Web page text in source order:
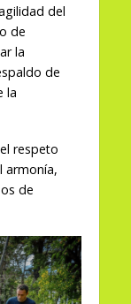
del
de
la
de
la
respeto
armonía,
de